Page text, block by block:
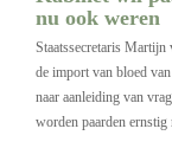
nu ook weren
Staatssecretaris Martijn
de import van bloed
naar aanleiding van
worden paarden